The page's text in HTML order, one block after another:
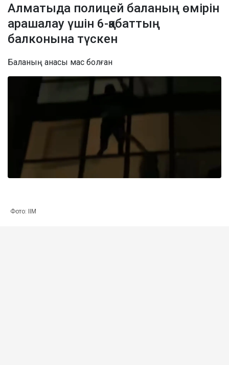
Алматыда полицей баланың өмірін
арашалау үшін 6-қабаттың
балконына түскен
Баланың анасы мас болған
Фото: ІІМ